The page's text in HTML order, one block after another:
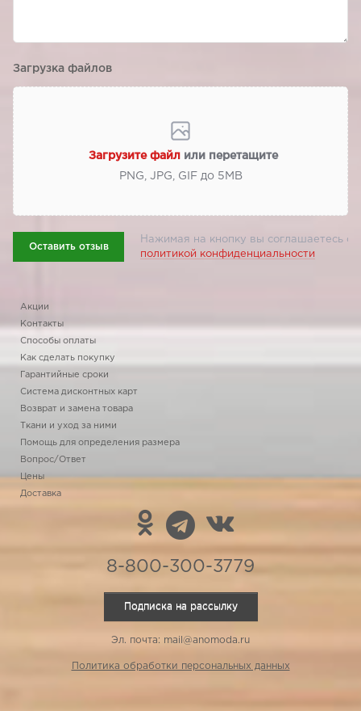
Загрузка файлов
Загрузите файл или перетащите
PNG, JPG, GIF до 5МВ
Оставить отзыв
Нажимая на кнопку вы соглашаетесь с
политикой конфиденциальности
Акции
Контакты
Способы оплаты
Как сделать покупку
Гарантийные сроки
Система дисконтных карт
Возврат и замена товара
Ткани и уход за ними
Помощь для определения размера
Вопрос/Ответ
Цены
Доставка
8-800-300-3779
Подписка на рассылку
Эл. почта: mail@anomoda.ru
Политика обработки персональных данных